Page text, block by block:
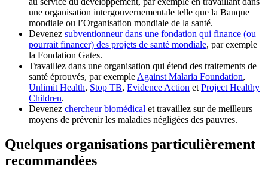
une organisation intergouvernementale telle que la Banque
mondiale ou l’Organisation mondiale de la santé.
Devenez subventionneur dans une fondation qui finance (ou
pourrait financer) des projets de santé mondiale, par exemple
la Fondation Gates.
Travaillez dans une organisation qui étend des traitements de
santé éprouvés, par exemple Against Malaria Foundation,
Unlimit Health, Stop TB, Evidence Action et Project Healthy
Children.
Devenez chercheur biomédical et travaillez sur de meilleurs
moyens de prévenir les maladies négligées des pauvres.
Quelques organisations particulièrement
recommandées